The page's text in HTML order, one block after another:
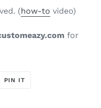
(how-to video)
for
PIN IT